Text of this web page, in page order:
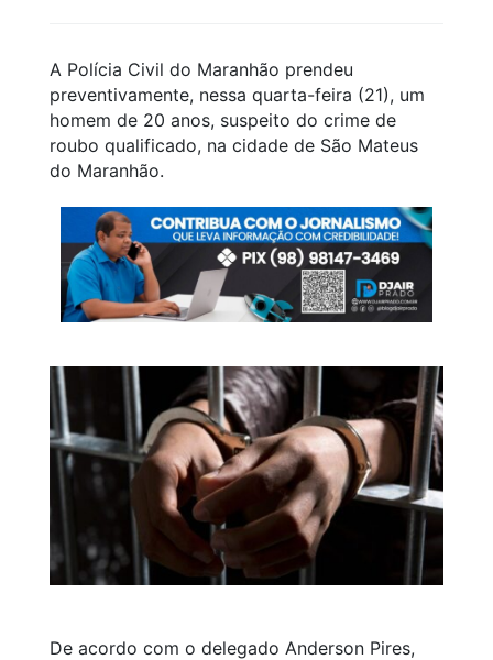
A Polícia Civil do Maranhão prendeu
preventivamente, nessa quarta-feira (21), um
homem de 20 anos, suspeito do crime de
roubo qualificado, na cidade de São Mateus
do Maranhão.
De acordo com o delegado Anderson Pires,